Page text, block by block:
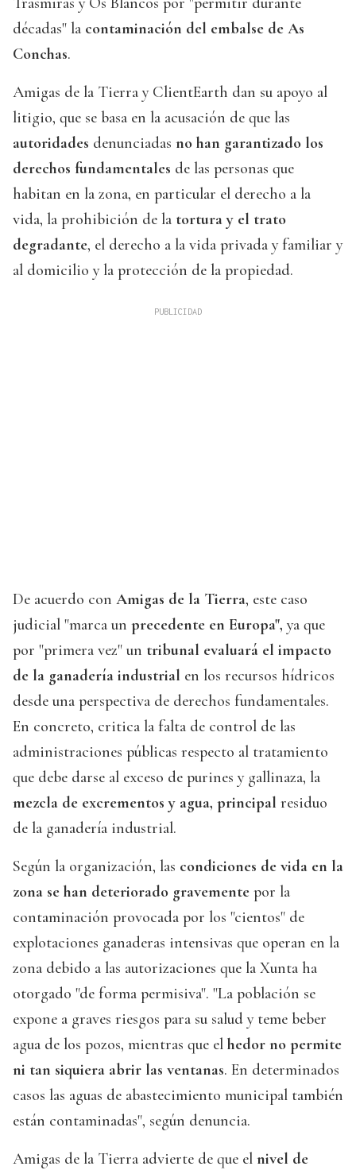
décadas" la contaminación del embalse de As
Conchas.
Amigas de la Tierra y ClientEarth dan su apoyo al
litigio, que se basa en la acusación de que las
autoridades denunciadas no han garantizado los
derechos fundamentales de las personas que
habitan en la zona, en particular el derecho a la
vida, la prohibición de la tortura y el trato
degradante, el derecho a la vida privada y familiar y
al domicilio y la protección de la propiedad.
De acuerdo con Amigas de la Tierra, este caso
judicial "marca un precedente en Europa", ya que
por "primera vez" un tribunal evaluará el impacto
de la ganadería industrial en los recursos hídricos
desde una perspectiva de derechos fundamentales.
En concreto, critica la falta de control de las
administraciones públicas respecto al tratamiento
que debe darse al exceso de purines y gallinaza, la
mezcla de excrementos y agua, principal residuo
de la ganadería industrial.
Según la organización, las condiciones de vida en la
zona se han deteriorado gravemente por la
contaminación provocada por los "cientos" de
explotaciones ganaderas intensivas que operan en la
zona debido a las autorizaciones que la Xunta ha
otorgado "de forma permisiva". "La población se
expone a graves riesgos para su salud y teme beber
agua de los pozos, mientras que el hedor no permite
ni tan siquiera abrir las ventanas. En determinados
casos las aguas de abastecimiento municipal también
están contaminadas", según denuncia.
Amigas de la Tierra advierte de que el nivel de